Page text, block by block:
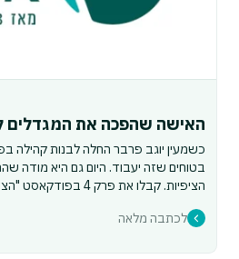
האישה שהפכה את המגדלים
כשמעין יוגב פרבר החלה לבנות קהילה
בטוחים שזה יעבוד. היום גם היא מודה
הציפיות. קבלו את פרק 4 בפודקאסט "הצד השמח של העיר"
לכתבה מלאה